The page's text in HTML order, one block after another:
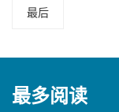
最后
最多阅读